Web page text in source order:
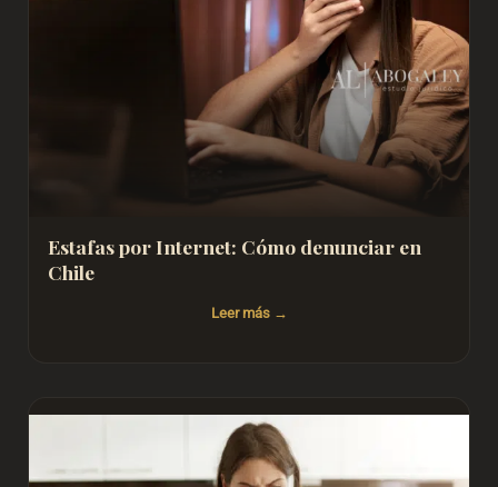
Estafas por Internet: Cómo denunciar en
Chile
Leer más